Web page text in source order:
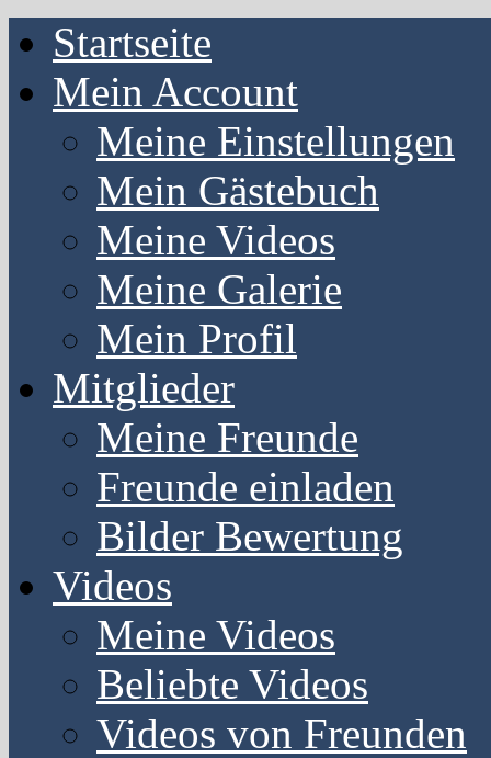
Startseite
Mein Account
Meine Einstellungen
Mein Gästebuch
Meine Videos
Meine Galerie
Mein Profil
Mitglieder
Meine Freunde
Freunde einladen
Bilder Bewertung
Videos
Meine Videos
Beliebte Videos
Videos von Freunden